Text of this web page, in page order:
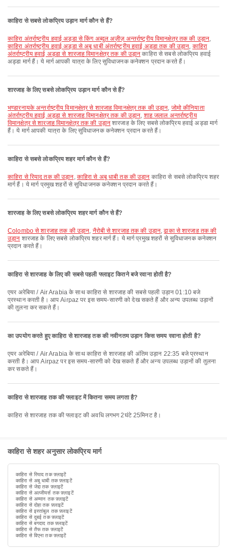
काहिरा से सबसे लोकप्रिय उड़ान मार्ग कौन से हैं?
काहिरा अंतर्राष्ट्रीय हवाई अड्डा से किंग अब्दुल अज़ीज़ अन्तर्राष्ट्रीय विमानक्षेत्र तक की उड़ान,
काहिरा अंतर्राष्ट्रीय हवाई अड्डा से अबू धाबी अंतर्राष्ट्रीय हवाई अड्डा तक की उड़ान, काहिरा
अंतर्राष्ट्रीय हवाई अड्डा से शारजाह विमानक्षेत्र तक की उड़ान काहिरा से सबसे लोकप्रिय हवाई
अड्डा मार्ग हैं। ये मार्ग आपकी यात्रा के लिए सुविधाजनक कनेक्शन प्रदान करते हैं।
शारजाह के लिए सबसे लोकप्रिय उड़ान मार्ग कौन से हैं?
भण्डारनायके अन्तर्राष्ट्रीय विमानक्षेत्र से शारजाह विमानक्षेत्र तक की उड़ान, जोमो कीनियाता
अंतर्राष्ट्रीय हवाई अड्डा से शारजाह विमानक्षेत्र तक की उड़ान, शाह जलाल अन्तर्राष्ट्रीय
विमानक्षेत्र से शारजाह विमानक्षेत्र तक की उड़ान शारजाह के लिए सबसे लोकप्रिय हवाई अड्डा मार्ग
हैं। ये मार्ग आपकी यात्रा के लिए सुविधाजनक कनेक्शन प्रदान करते हैं।
काहिरा से सबसे लोकप्रिय शहर मार्ग कौन से हैं?
काहिरा से रियाद तक की उड़ान, काहिरा से अबू धाबी तक की उड़ान काहिरा से सबसे लोकप्रिय शहर
मार्ग हैं। ये मार्ग प्रमुख शहरों से सुविधाजनक कनेक्शन प्रदान करते हैं।
शारजाह के लिए सबसे लोकप्रिय शहर मार्ग कौन से हैं?
Colombo से शारजाह तक की उड़ान, नैरोबी से शारजाह तक की उड़ान,ढाका से शारजाह तक की
उड़ान शारजाह के लिए सबसे लोकप्रिय शहर मार्ग हैं। ये मार्ग प्रमुख शहरों से सुविधाजनक कनेक्शन
प्रदान करते हैं।
काहिरा से शारजाह के लिए की सबसे पहली फ्लाइट कितने बजे रवाना होती है?
एयर अरेबिया / Air Arabia के साथ काहिरा से शारजाह की सबसे पहली उड़ान 01:10 बजे
प्रस्थान करती है। आप Airpaz पर इस समय-सारणी को देख सकते हैं और अन्य उपलब्ध उड़ानों
की तुलना कर सकते हैं।
का उपयोग करते हुए काहिरा से शारजाह तक की नवीनतम उड़ान किस समय रवाना होती है?
एयर अरेबिया / Air Arabia के साथ काहिरा से शारजाह की अंतिम उड़ान 22:35 बजे प्रस्थान
करती है। आप Airpaz पर इस समय-सारणी को देख सकते हैं और अन्य उपलब्ध उड़ानों की तुलना
कर सकते हैं।
काहिरा से शारजाह तक की फ्लाइट में कितना समय लगता है?
काहिरा से शारजाह तक की फ्लाइट की अवधि लगभग 2घंटे 25मिनट है।
काहिरा से शहर अनुसार लोकप्रिय मार्ग
काहिरा से रियाद तक फ़्लाइटें
काहिरा से अबू धाबी तक फ़्लाइटें
काहिरा से जेद्दा तक फ़्लाइटें
काहिरा से अल्जीयर्स तक फ़्लाइटें
काहिरा से अम्मान तक फ़्लाइटें
काहिरा से दोहा तक फ़्लाइटें
काहिरा से इस्तांबुल तक फ़्लाइटें
काहिरा से दुबई तक फ़्लाइटें
काहिरा से बगदाद तक फ़्लाइटें
काहिरा से तैफ तक फ़्लाइटें
काहिरा से विएना तक फ़्लाइटें